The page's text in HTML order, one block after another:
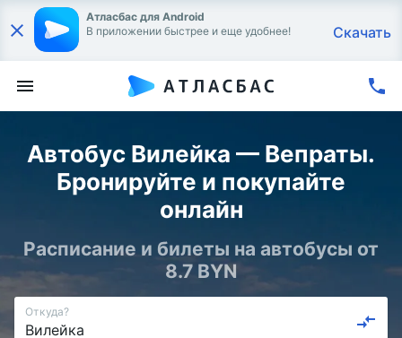
Атласбас для Android
В приложении быстрее и еще удобнее!
Скачать
Автобус Вилейка — Вепраты.
Бронируйте и покупайте
онлайн
Расписание и билеты на автобусы от
8.7 BYN
Откуда?